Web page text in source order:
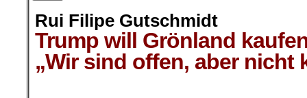
Rui Filipe Gutschmidt
Trump will Grönland
„Wir sind offen, aber nicht